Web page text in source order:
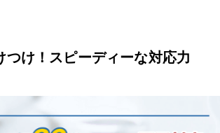
つけ！スピーディーな対応力